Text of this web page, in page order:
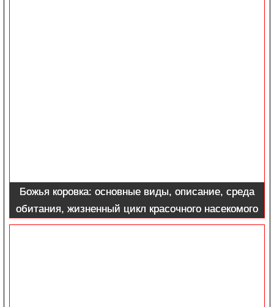
Божья коровка: основные виды, описание, среда
обитания, жизненный цикл красочного насекомого